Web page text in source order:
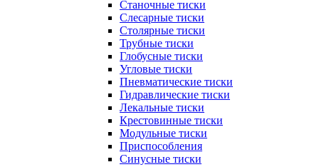
Станочные тиски
Слесарные тиски
Столярные тиски
Трубные тиски
Глобусные тиски
Угловые тиски
Пневматические тиски
Гидравлические тиски
Лекальные тиски
Крестовинные тиски
Модульные тиски
Приспособления
Синусные тиски